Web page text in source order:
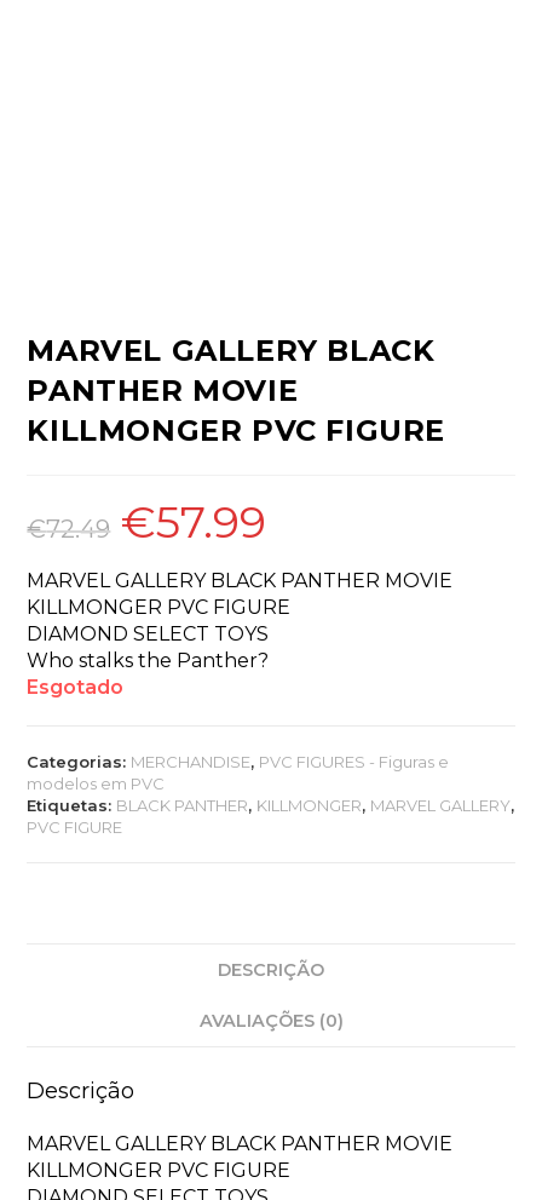
MARVEL GALLERY BLACK
PANTHER MOVIE
KILLMONGER PVC FIGURE
€72.49
O
preço
original
€72.49.
€57.99
€57.99.
MARVEL GALLERY BLACK PANTHER MOVIE
KILLMONGER PVC FIGURE
DIAMOND SELECT TOYS
Who stalks the Panther?
Esgotado
Categorias: MERCHANDISE, PVC FIGURES - Figuras e
modelos em PVC
Etiquetas: BLACK PANTHER, KILLMONGER, MARVEL GALLERY,
PVC FIGURE
DESCRIÇÃO
AVALIAÇÕES (0)
Descrição
MARVEL GALLERY BLACK PANTHER MOVIE
KILLMONGER PVC FIGURE